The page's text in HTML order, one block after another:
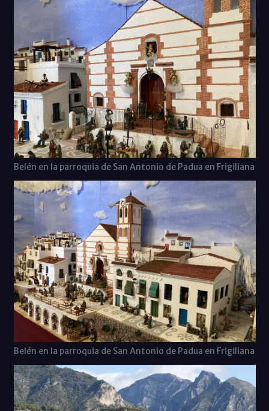
Belén en la parroquia de San Antonio de Padua en Frigiliana
Belén en la parroquia de San Antonio de Padua en Frigiliana